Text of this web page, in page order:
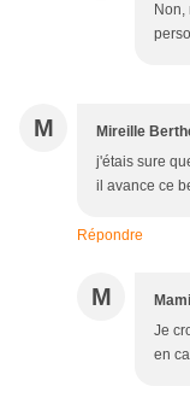
M Mireille
j'étais sure
il avance ce
Répondre
M
Je
en